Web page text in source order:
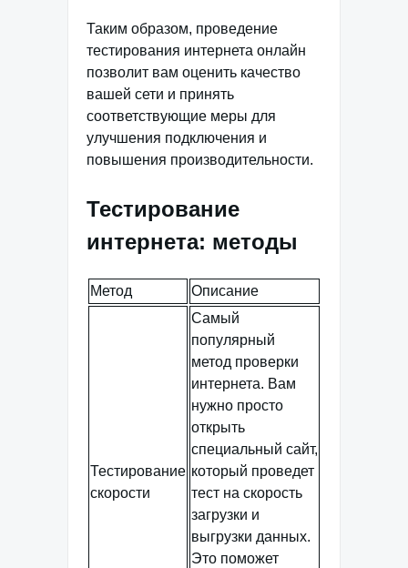
Таким образом, проведение
тестирования интернета онлайн
позволит вам оценить качество
вашей сети и принять
соответствующие меры для
улучшения подключения и
повышения производительности.
Тестирование
интернета: методы
Метод Описание
Тестирование
скорости
Самый
популярный
метод проверки
интернета. Вам
нужно просто
открыть
специальный сайт,
который проведет
тест на скорость
загрузки и
выгрузки данных.
Это поможет